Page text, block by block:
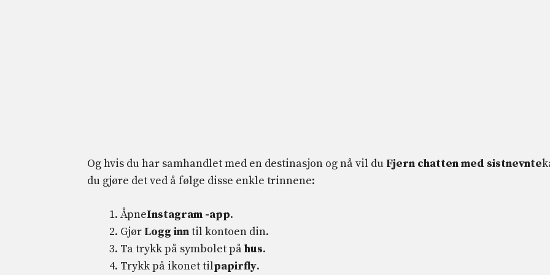
Og hvis du har samhandlet med en destinasjon og nå vil du Fjern chatten med sistnevnte
du gjøre det ved å følge disse enkle trinnene:
ÅpneInstagram -app.
Gjør Logg inntil kontoen din.
Ta trykk på symbolet påhus.
Trykk på ikonet tilpapirfly.